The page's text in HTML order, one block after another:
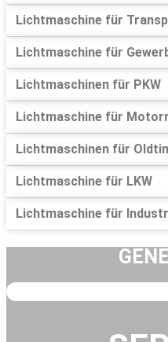
Lichtmaschine für
Lichtmaschine für
Lichtmaschinen für PKW
Lichtmaschine für
Lichtmaschinen für
Lichtmaschine für LKW
Lichtmaschine für